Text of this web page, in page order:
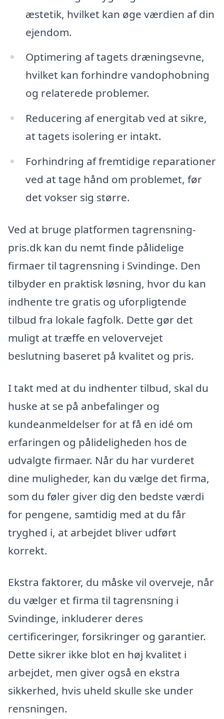
æstetik, hvilket kan øge værdien af din
ejendom.
Optimering af tagets dræningsevne,
hvilket kan forhindre vandophobning
og relaterede problemer.
Reducering af energitab ved at sikre,
at tagets isolering er intakt.
Forhindring af fremtidige reparationer
ved at tage hånd om problemet, før
det vokser sig større.
Ved at bruge platformen tagrensning-
pris.dk kan du nemt finde pålidelige
firmaer til tagrensning i Svindinge. Den
tilbyder en praktisk løsning, hvor du kan
indhente tre gratis og uforpligtende
tilbud fra lokale fagfolk. Dette gør det
muligt at træffe en velovervejet
beslutning baseret på kvalitet og pris.
I takt med at du indhenter tilbud, skal du
huske at se på anbefalinger og
kundeanmeldelser for at få en idé om
erfaringen og pålideligheden hos de
udvalgte firmaer. Når du har vurderet
dine muligheder, kan du vælge det firma,
som du føler giver dig den bedste værdi
for pengene, samtidig med at du får
tryghed i, at arbejdet bliver udført
korrekt.
Ekstra faktorer, du måske vil overveje, når
du vælger et firma til tagrensning i
Svindinge, inkluderer deres
certificeringer, forsikringer og garantier.
Dette sikrer ikke blot en høj kvalitet i
arbejdet, men giver også en ekstra
sikkerhed, hvis uheld skulle ske under
rensningen.